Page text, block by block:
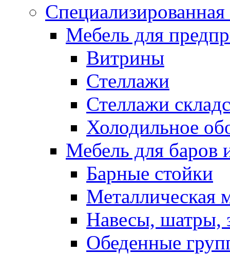
Специализированная
Мебель для
Витрины
Стеллажи
Стеллажи
Холодильное
Мебель для баров
Барные стойки
Металлическая
Навесы, шатры,
Обеденные